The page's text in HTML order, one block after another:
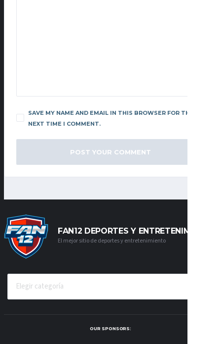
SAVE MY NAME AND EMAIL IN THIS BROWSER FOR THE
NEXT TIME I COMMENT.
FAN12 DEPORTES Y ENTRETENIMIENTO
El mejor sitio de deportes y entretenimiento
OUR SPONSORS: